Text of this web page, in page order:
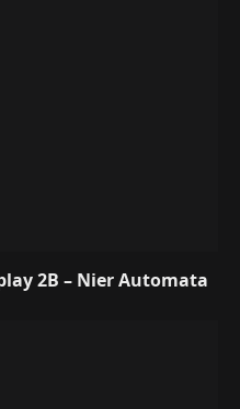
2B – Nier Automata